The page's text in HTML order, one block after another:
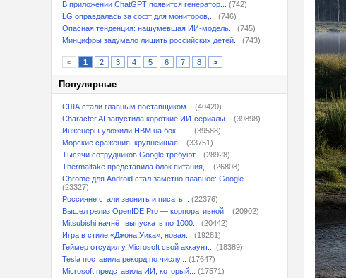
В приложении ChatGPT появится генератор...
(742)
LG оправдалась за софт для мониторов,...
(746)
Опасная тенденция: нашумевшая ИИ-модель...
(745)
Минцифры задумало лишить российских детей...
(743)
< 1 2 3 4 5 6 7 8 >
Популярные
США стали главным поставщиком...
(40420)
Character.AI запустила короткие ИИ-сериалы...
(39898)
Инженеры уложили HBM на бок —...
(39588)
Морские сражения, крупнейшая...
(33751)
Тысячи сотрудников Google требуют...
(28928)
Thermaltake представила блок питания,...
(26808)
Chrome для Android стал заметно плавнее: Google...
(23327)
Россияне стали звонить и писать...
(22376)
Вышел релиз OpenIDE Pro — корпоративной...
(20902)
Mitsubishi начнёт выпускать по 1000...
(20442)
Игра в стиле «Джона Уика», новая...
(19281)
Геймер отсудил у Microsoft свой аккаунт...
(18389)
Tesla поставила рекорд по числу...
(17647)
Microsoft представила ИИ, который...
(17571)